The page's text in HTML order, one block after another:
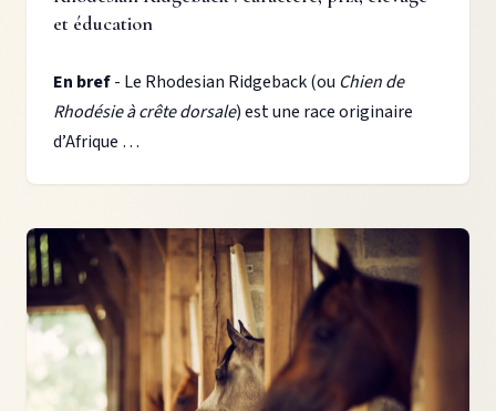
et éducation
En bref- Le Rhodesian Ridgeback (ou Chien de
Rhodésie à crête dorsale) est une race originaire
d’Afrique …